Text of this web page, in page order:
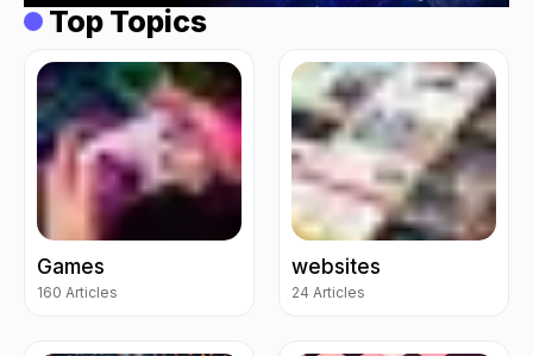
Top Topics
Games
160 Articles
websites
24 Articles